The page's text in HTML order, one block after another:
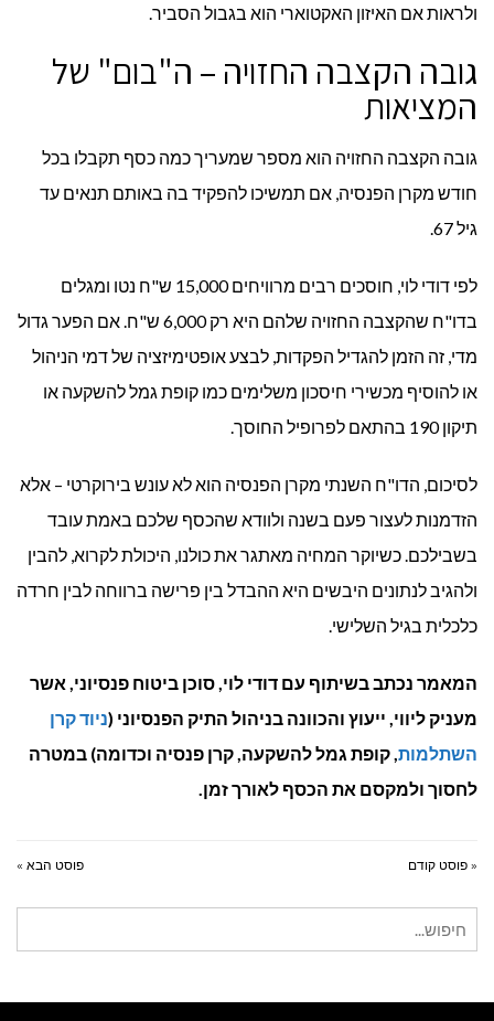
ולראות אם האיזון האקטוארי הוא בגבול הסביר.
גובה הקצבה החזויה – ה"בום" של
המציאות
גובה הקצבה החזויה הוא מספר שמעריך כמה כסף תקבלו בכל
חודש מקרן הפנסיה, אם תמשיכו להפקיד בה באותם תנאים עד
גיל 67.
לפי דודי לוי, חוסכים רבים מרוויחים 15,000 ש"ח נטו ומגלים
בדו"ח שהקצבה החזויה שלהם היא רק 6,000 ש"ח. אם הפער גדול
מדי, זה הזמן להגדיל הפקדות, לבצע אופטימיזציה של דמי הניהול
או להוסיף מכשירי חיסכון משלימים כמו קופת גמל להשקעה או
תיקון 190 בהתאם לפרופיל החוסך.
לסיכום, הדו"ח השנתי מקרן הפנסיה הוא לא עונש בירוקרטי – אלא
הזדמנות לעצור פעם בשנה ולוודא שהכסף שלכם באמת עובד
בשבילכם. כשיוקר המחיה מאתגר את כולנו, היכולת לקרוא, להבין
ולהגיב לנתונים היבשים היא ההבדל בין פרישה ברווחה לבין חרדה
כלכלית בגיל השלישי.
המאמר נכתב בשיתוף עם דודי לוי, סוכן ביטוח פנסיוני, אשר
מעניק ליווי, ייעוץ והכוונה בניהול התיק הפנסיוני (ניוד קרן
השתלמות, קופת גמל להשקעה, קרן פנסיה וכדומה) במטרה
לחסוך ולמקסם את הכסף לאורך זמן.
« פוסט קודם פוסט הבא »
עבור: